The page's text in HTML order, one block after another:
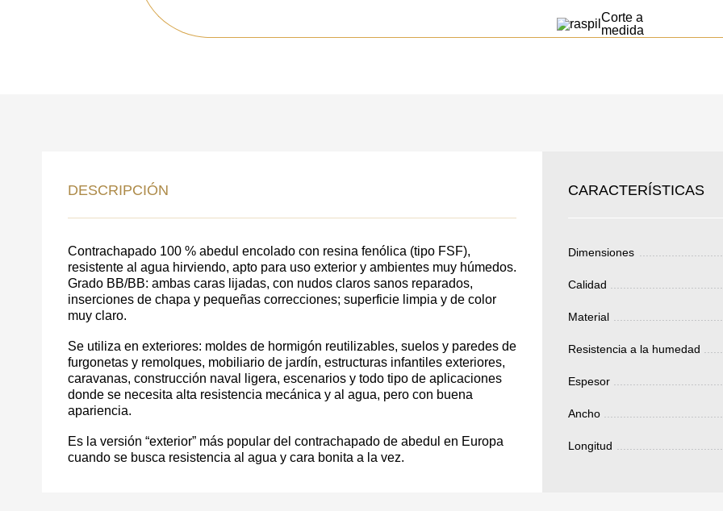
Corte a
medida
DESCRIPCIÓN
Contrachapado 100 % abedul encolado con resina fenólica (tipo FSF),
resistente al agua hirviendo, apto para uso exterior y ambientes muy húmedos.
Grado BB/BB: ambas caras lijadas, con nudos claros sanos reparados,
inserciones de chapa y pequeñas correcciones; superficie limpia y de color
muy claro.
Se utiliza en exteriores: moldes de hormigón reutilizables, suelos y paredes de
furgonetas y remolques, mobiliario de jardín, estructuras infantiles exteriores,
caravanas, construcción naval ligera, escenarios y todo tipo de aplicaciones
donde se necesita alta resistencia mecánica y al agua, pero con buena
apariencia.
Es la versión “exterior” más popular del contrachapado de abedul en Europa
cuando se busca resistencia al agua y cara bonita a la vez.
CARACTERÍSTICAS
Dimensiones
Calidad
Material
Resistencia a la humedad
Espesor
Ancho
Longitud
COMUNICACIONES A PEDIDO
Costo unitario:
datos personales.